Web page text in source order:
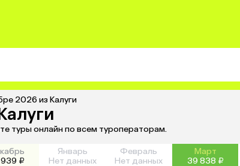
2026 из Калуги
туры онлайн по всем туроператорам.
₽
Январь
Нет данных
Февраль
Нет данных
Март
39 838 ₽